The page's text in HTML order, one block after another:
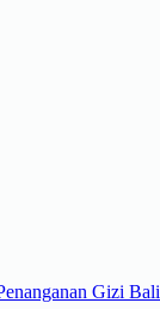
Gizi